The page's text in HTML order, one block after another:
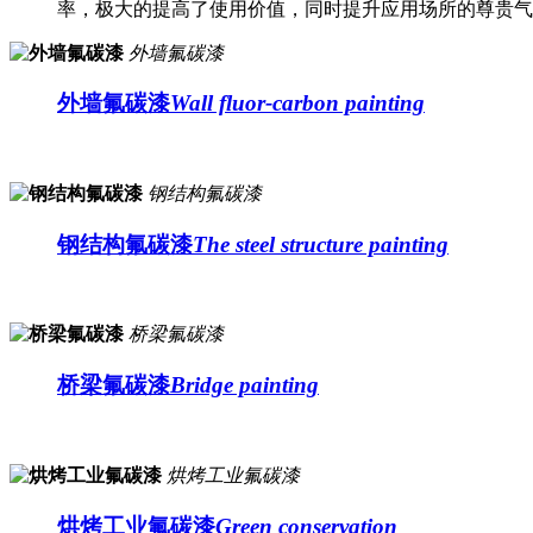
率，极大的提高了使用价值，同时提升应用场所的尊贵
外墙氟碳漆
外墙氟碳漆Wall fluor-carbon painting
钢结构氟碳漆
钢结构氟碳漆The steel structure painting
桥梁氟碳漆
桥梁氟碳漆Bridge painting
烘烤工业氟碳漆
烘烤工业氟碳漆Green conservation